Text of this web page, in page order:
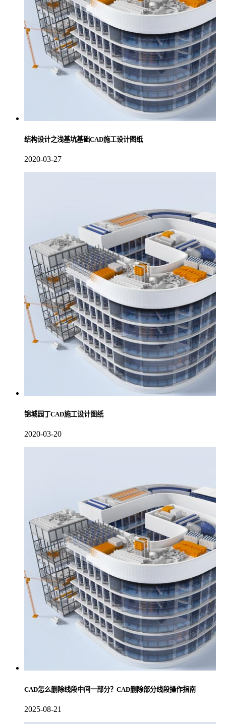
结构设计之浅基坑基础CAD施工设计图纸
2020-03-27
锦城园丁CAD施工设计图纸
2020-03-20
CAD怎么删除线段中间一部分？CAD删除部分线段操作指南
2025-08-21